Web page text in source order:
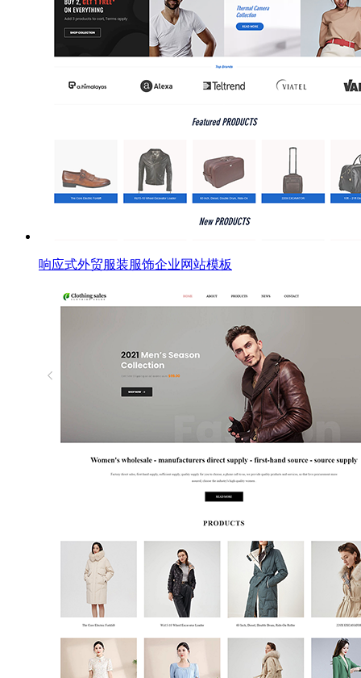
响应式外贸服装服饰企业网站模板